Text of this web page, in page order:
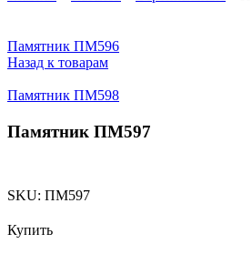
Памятник ПМ596
Назад к товарам
Памятник ПМ598
Памятник ПМ597
SKU: ПМ597
Купить